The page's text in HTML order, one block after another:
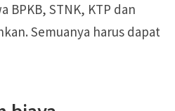
BPKB, STNK, KTP dan
Semuanya harus dapat